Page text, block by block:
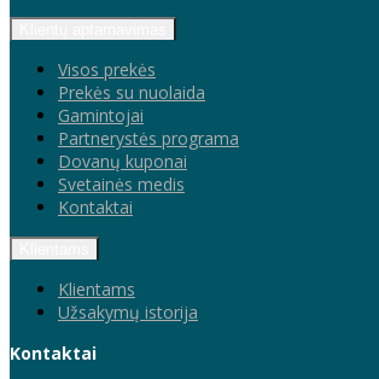
Visos prekės
Prekės su nuolaida
Gamintojai
Partnerystės programa
Dovanų kuponai
Svetainės medis
Kontaktai
Klientams
Užsakymų istorija
Kontaktai